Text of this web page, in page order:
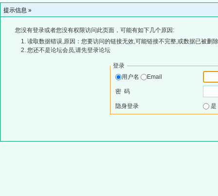
提示信息 »
您没有登录或者您没有权限访问此页面，可能有如下几个原因:
读取数据错误,原因：您要访问的链接无效,可能链接不完整,或数据已被删
您还不是论坛会员,请先登录论坛
登录
用户名
Email
密 码
隐身登录